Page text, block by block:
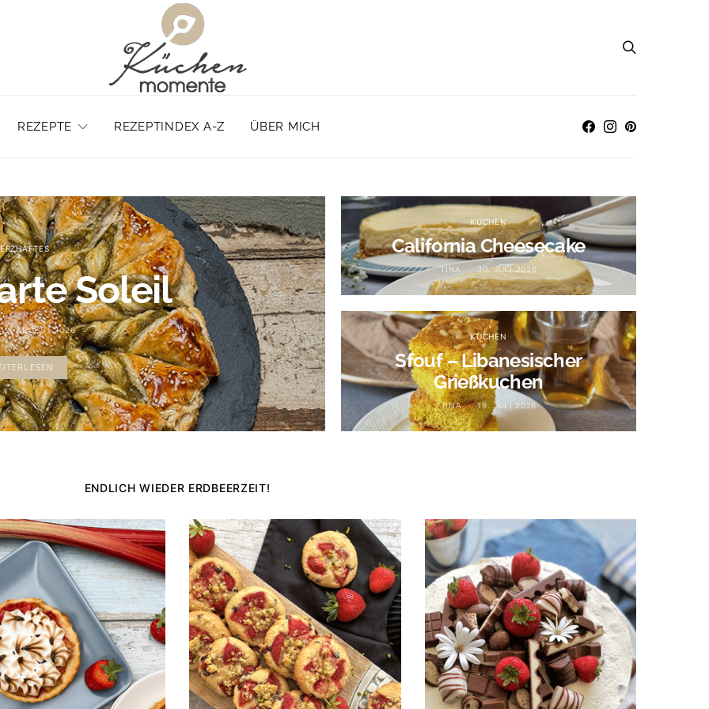
REZEPTE REZEPTINDEX A-Z ÜBER MICH
Soleil
2. AUGUST 2026
KUCHEN
California Cheesecake
TINA 30. JULI 2026
KUCHEN
Sfouf – Libanesischer
Grießkuchen
TINA 19. JULI 2026
ENDLICH WIEDER ERDBEERZEIT!